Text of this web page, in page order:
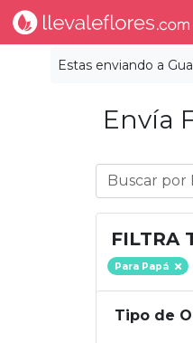
Estas enviando a
Envía
FILTRA
Para Papá
Tipo de